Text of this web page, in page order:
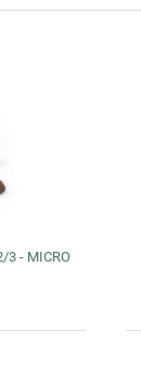
3 - MICRO